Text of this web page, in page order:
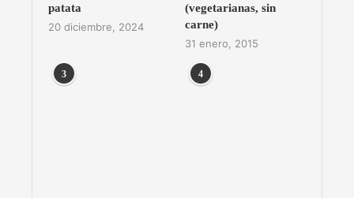
patata
20 diciembre, 2024
(vegetarianas, sin
carne)
31 enero, 2015
3 4